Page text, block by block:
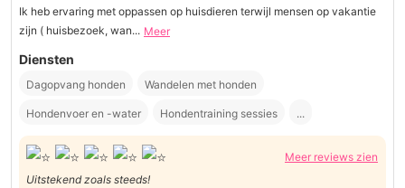
Ik heb ervaring met oppassen op huisdieren terwijl mensen op vakantie
zijn ( huisbezoek, wan... Meer
Diensten
Dagopvang honden Wandelen met honden
Hondenvoer en -water Hondentraining sessies ...
Meer reviews zien
Uitstekend zoals steeds!